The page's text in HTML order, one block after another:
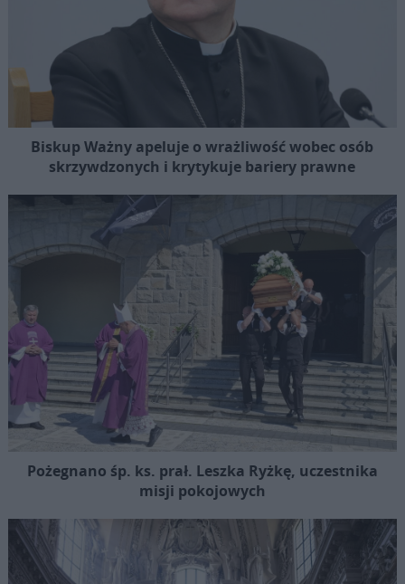
Biskup Ważny apeluje o wrażliwość wobec osób
skrzywdzonych i krytykuje bariery prawne
Pożegnano śp. ks. prał. Leszka Ryżkę, uczestnika
misji pokojowych